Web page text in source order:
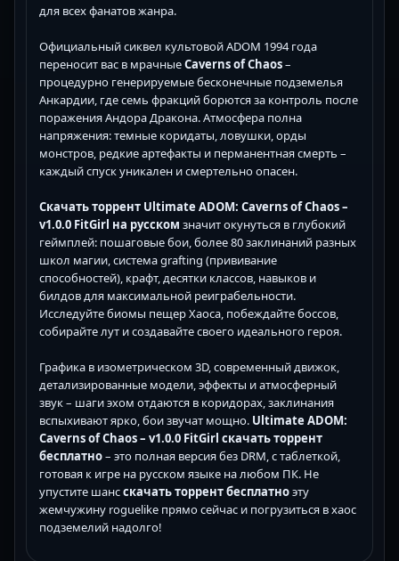
для всех фанатов жанра.
Официальный сиквел культовой ADOM 1994 года
переносит вас в мрачныеCaverns of Chaos–
процедурно генерируемые бесконечные подземелья
Анкардии, где семь фракций борются за контроль после
поражения Андора Дракона. Атмосфера полна
напряжения: темные коридаты, ловушки, орды
монстров, редкие артефакты и перманентная смерть –
каждый спуск уникален и смертельно опасен.
Скачать торрент Ultimate ADOM: Caverns of Chaos –
v1.0.0 FitGirl на русском значит окунуться в глубокий
геймплей: пошаговые бои, более 80 заклинаний разных
школ магии, система grafting (прививание
способностей), крафт, десятки классов, навыков и
билдов для максимальной реиграбельности.
Исследуйте биомы пещер Хаоса, побеждайте боссов,
собирайте лут и создавайте своего идеального героя.
Графика в изометрическом 3D, современный движок,
детализированные модели, эффекты и атмосферный
звук – шаги эхом отдаются в коридорах, заклинания
вспыхивают ярко, бои звучат мощно. Ultimate ADOM:
Caverns of Chaos – v1.0.0 FitGirl скачать торрент
бесплатно– это полная версия без DRM, с таблеткой,
готовая к игре на русском языке на любом ПК. Не
упустите шансскачать торрент бесплатноэту
жемчужину roguelike прямо сейчас и погрузиться в хаос
подземелий надолго!